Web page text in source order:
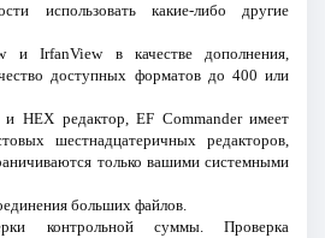
использовать какие-либо другие
и IrfanView в качестве дополнения,
доступных форматов до 400 или
HEX редактор, EF Commander имеет
шестнадцатеричных редакторов,
только вашими системными
больших файлов.
контрольной суммы. Проверка